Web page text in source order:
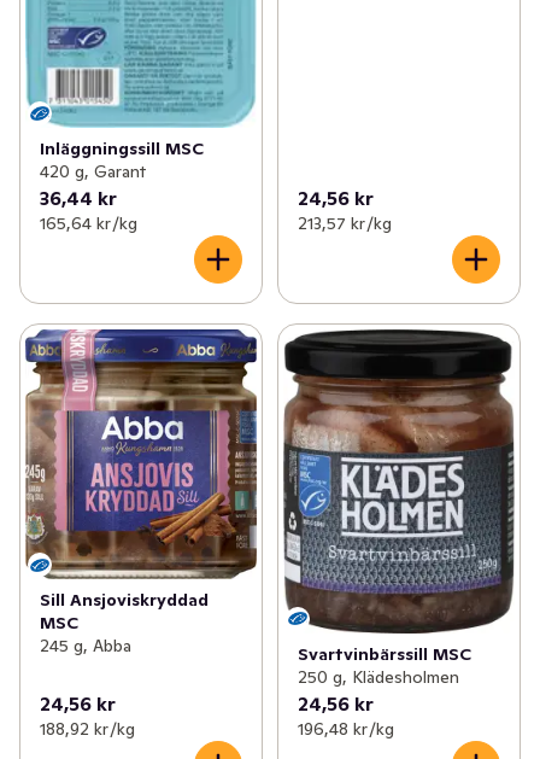
Inläggningssill MSC
420 g, Garant
36,44 kr
165,64 kr /kg
24,56 kr
213,57 kr /kg
Sill Ansjoviskryddad
MSC
245 g, Abba
24,56 kr
188,92 kr /kg
Svartvinbärssill MSC
250 g, Klädesholmen
24,56 kr
196,48 kr /kg